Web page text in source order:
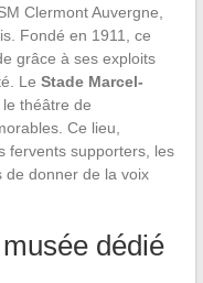
Clermont Auvergne,
Fondé en 1911, ce
grâce à ses exploits
Le Stade Marcel-
théâtre de
Ce lieu,
fervents supporters, les
de donner de la voix
dédié